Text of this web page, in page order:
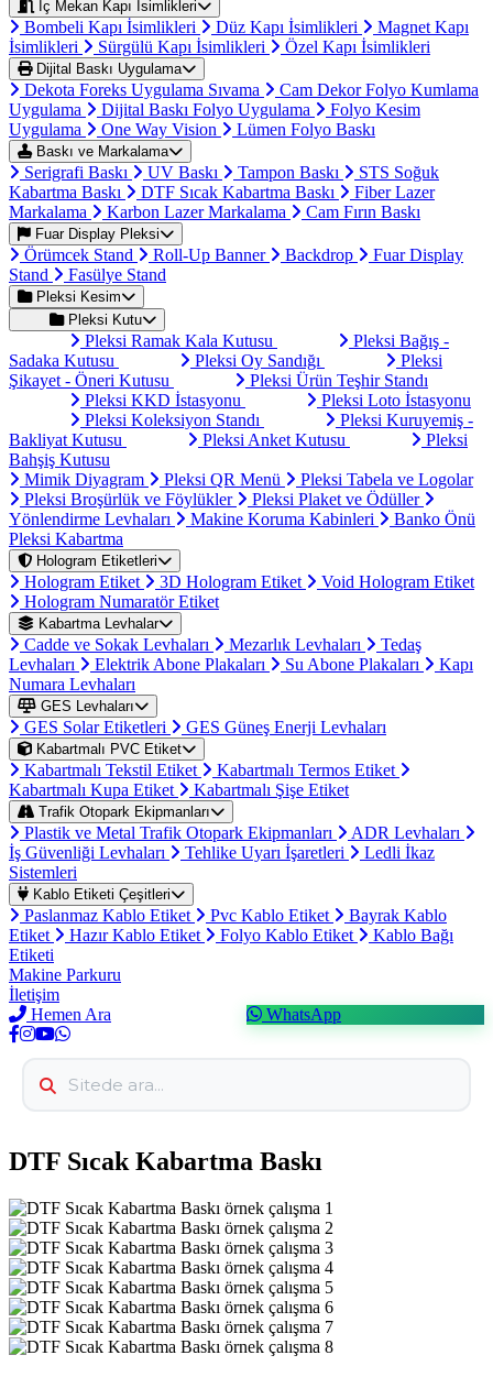
İç Mekan Kapı İsimlikleri
Bombeli Kapı İsimlikleri Düz Kapı İsimlikleri
Magnet Kapı
İsimlikleri
Sürgülü Kapı İsimlikleri Özel Kapı İsimlikleri
Dijital Baskı Uygulama
Dekota Foreks Uygulama Sıvama
Cam Dekor Folyo Kumlama
Uygulama
Dijital Baskı Folyo Uygulama
Folyo Kesim
Uygulama
One Way Vision Lümen Folyo Baskı
Baskı ve Markalama
Serigrafi Baskı UV Baskı Tampon Baskı
STS Soğuk
Kabartma Baskı
DTF Sıcak Kabartma Baskı
Fiber Lazer
Markalama
Karbon Lazer Markalama Cam Fırın Baskı
Fuar Display Pleksi
Örümcek Stand Roll-Up Banner Backdrop
Fuar Display
Stand
Fasülye Stand
Pleksi Kesim
Pleksi Kutu
Pleksi Ramak Kala Kutusu
Pleksi Bağış -
Sadaka Kutusu
Pleksi Oy Sandığı
Pleksi
Şikayet - Öneri Kutusu
Pleksi Ürün Teşhir Standı
Pleksi KKD İstasyonu
Pleksi Loto İstasyonu
Pleksi Koleksiyon Standı
Pleksi Kuruyemiş -
Bakliyat Kutusu
Pleksi Anket Kutusu
Pleksi
Bahşiş Kutusu
Mimik Diyagram
Pleksi QR Menü
Pleksi Tabela ve Logolar
Pleksi Broşürlük ve Föylükler
Pleksi Plaket ve Ödüller
Yönlendirme Levhaları
Makine Koruma Kabinleri
Banko Önü
Pleksi Kabartma
Hologram Etiketleri
Hologram Etiket 3D Hologram Etiket
Void Hologram Etiket
Hologram Numaratör Etiket
Kabartma Levhalar
Cadde ve Sokak Levhaları Mezarlık Levhaları
Tedaş
Levhaları
Elektrik Abone Plakaları Su Abone Plakaları
Kapı
Numara Levhaları
GES Levhaları
GES Solar Etiketleri GES Güneş Enerji Levhaları
Kabartmalı PVC Etiket
Kabartmalı Tekstil Etiket
Kabartmalı Termos Etiket
Kabartmalı Kupa Etiket
Kabartmalı Şişe Etiket
Trafik Otopark Ekipmanları
Plastik ve Metal Trafik Otopark Ekipmanları
ADR Levhaları
İş Güvenliği Levhaları
Tehlike Uyarı İşaretleri
Ledli İkaz
Sistemleri
Kablo Etiketi Çeşitleri
Paslanmaz Kablo Etiket Pvc Kablo Etiket
Bayrak Kablo
Etiket
Hazır Kablo Etiket Folyo Kablo Etiket
Kablo Bağı
Etiketi
Makine Parkuru
İletişim
Hemen Ara
WhatsApp
DTF Sıcak Kabartma Baskı